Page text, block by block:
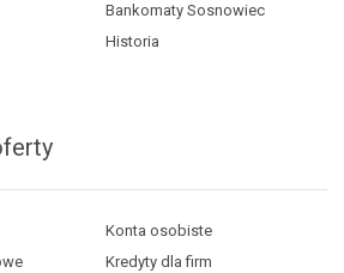
Bankomaty Sosnowiec
Historia
Konta osobiste
Kredyty dla firm